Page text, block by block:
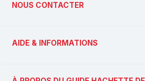
NOUS CONTACTER
AIDE & INFORMATIONS